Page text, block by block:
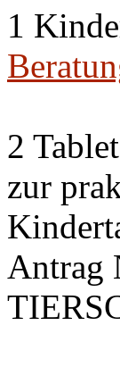
1
2
zur
Antrag